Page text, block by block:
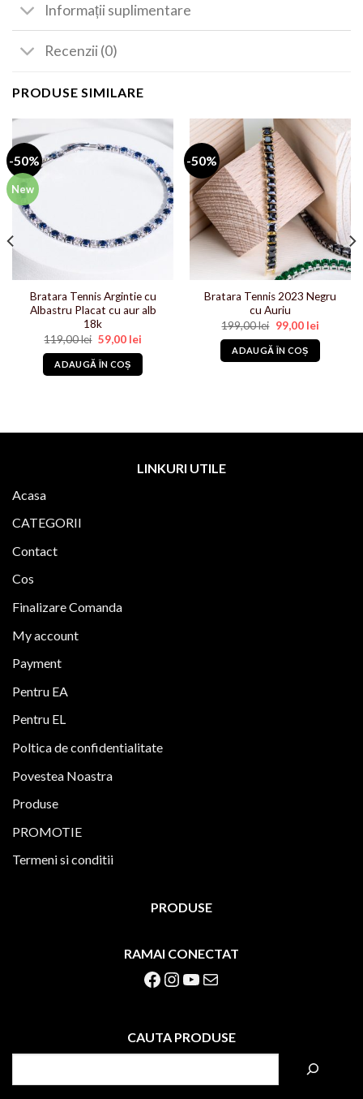
Informații suplimentare
Recenzii (0)
PRODUSE SIMILARE
-50%
New
Bratara Tennis Argintie cu
Albastru Placat cu aur alb
18k
119,00lei Prețul
inițial
a
fost:
119,00 lei.
59,00 leiPrețul
este:
59,00 lei.
ADAUGĂ ÎN COȘ
-50%
Bratara Tennis 2023 Negru
cu Auriu
199,00lei Prețul
inițial
a
fost:
199,00 lei.
99,00 leiPrețul
este:
99,00 lei.
ADAUGĂ ÎN COȘ
LINKURI UTILE
Acasa
CATEGORII
Contact
Cos
Finalizare Comanda
My account
Payment
Pentru EA
Pentru EL
Poltica de confidentialitate
Povestea Noastra
Produse
PROMOTIE
Termeni si conditii
PRODUSE
RAMAI CONECTAT
Facebook Instagram YouTube Mail
CAUTA PRODUSE